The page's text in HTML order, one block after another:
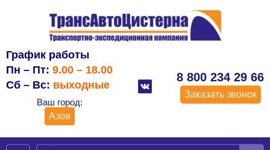
График работы
Пн – Пт: 9.00 – 18.00
Сб – Вс: выходные
Ваш город:
Азов
8 800 234 29 66
Заказать звонок